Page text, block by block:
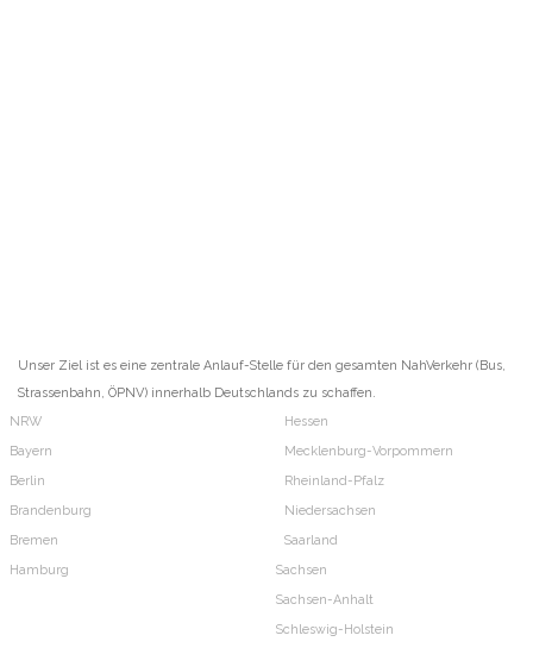
Unser Ziel ist es eine zentrale Anlauf-Stelle für den gesamten NahVerkehr (Bus,
Strassenbahn, ÖPNV) innerhalb Deutschlands zu schaffen.
NRW
Bayern
Berlin
Brandenburg
Bremen
Hamburg
Hessen
Mecklenburg-Vorpommern
Rheinland-Pfalz
Niedersachsen
Saarland
Sachsen
Sachsen-Anhalt
Schleswig-Holstein